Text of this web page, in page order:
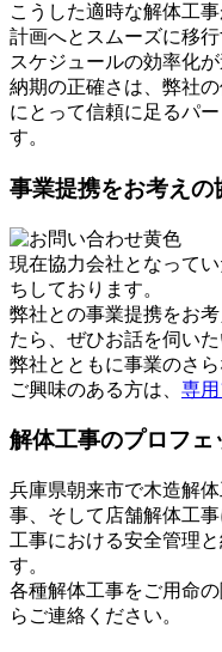
こうした適時な解体工
計画へとスムーズに移
スケジュールの効率化が
納期の正確さは、弊社
にとって信頼に足るパ
す。
事業提携をお考えの
現在協力会社となって
ちしております。
弊社との事業提携をお
たら、ぜひお話を伺いた
弊社とともに事業のさ
ご興味のある方は、 専
解体工事のプロフェ
兵庫県朝来市で木造解
事、そして店舗解体工
工事における安全管理
す。
各種解体工事をご用命
らご連絡ください。